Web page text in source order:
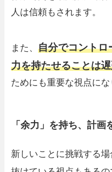
人は信頼もされます。
また、自分でコントロ
力を持たせることは
ためにも重要な視点にな
「余力」を持ち、計画
新しいことに挑戦する